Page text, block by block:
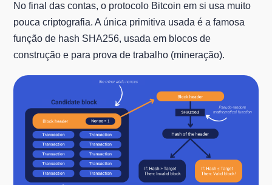
No final das contas, o protocolo Bitcoin em si usa muito
pouca criptografia. A única primitiva usada é a famosa
função de hash SHA256, usada em blocos de
construção e para prova de trabalho (mineração).